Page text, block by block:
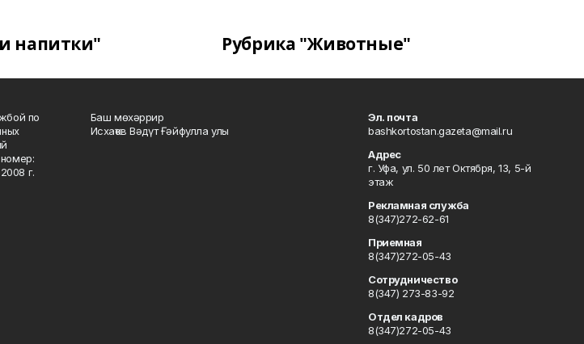
напитки" Рубрика "Животные"
по
г.
Баш мөхәррир
Исхаҡов Вәдүт Ғәйфулла улы
Эл. почта
bashkortostan.gazeta@mail.ru
Адрес
г. Уфа, ул. 50 лет Октября, 13, 5-й
этаж
Рекламная служба
8(347)272-62-61
Приемная
8(347)272-05-43
Сотрудничество
8(347) 273-83-92
Отдел кадров
8(347)272-05-43